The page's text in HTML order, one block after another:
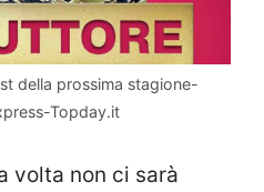
della prossima stagione-
Topday.it
volta non ci sarà